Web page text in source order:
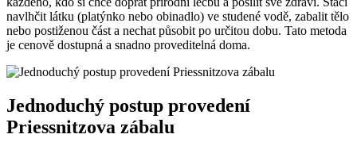
navlhčit látku (platýnko nebo obinadlo) ve studené vodě, zabalit tělo
nebo postiženou část a nechat působit po určitou dobu. Tato metoda
je cenově dostupná a snadno proveditelná doma.
Jednoduchý postup provedení
Priessnitzova zábalu